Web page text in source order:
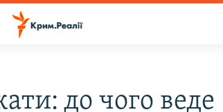
до чого веде